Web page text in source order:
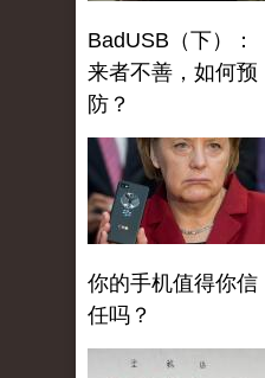
BadUSB（下）：
来者不善，如何预
防？
你的手机值得你信
任吗？